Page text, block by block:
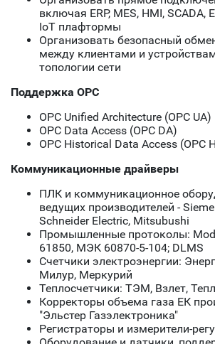
включая ERP, MES, HMI, SCADA,
IoT плафтормы
Организовать безопасный
между клиентами и
топологии сети
Поддержка OPC
OPC Unified Architecture (OPC UA)
OPC Data Access (OPC DA)
OPC Historical Data Access (OPC
Коммуникационные драйверы
ПЛК и коммуникационное
ведущих производителей -
Schneider Electric, Mitsubushi
Промышленные протоколы:
61850, МЭК 60870-5-104; DLMS
Счетчики электроэнергии:
Милур, Меркурий
Теплосчетчики: ТЭМ, Взлет,
Корректоры объема газа ЕК
"Эльстер Газэлектроника"
Регистраторы и измерители-